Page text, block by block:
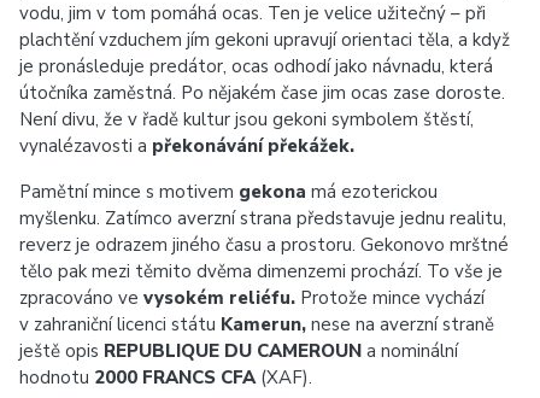
vodu, jim v tom pomáhá ocas. Ten je velice užitečný – při
plachtění vzduchem jím gekoni upravují orientaci těla, a když
je pronásleduje predátor, ocas odhodí jako návnadu, která
útočníka zaměstná. Po nějakém čase jim ocas zase doroste.
Není divu, že v řadě kultur jsou gekoni symbolem štěstí,
vynalézavosti a překonávání překážek.
Pamětní mince s motivem gekona má ezoterickou
myšlenku. Zatímco averzní strana představuje jednu realitu,
reverz je odrazem jiného času a prostoru. Gekonovo mrštné
tělo pak mezi těmito dvěma dimenzemi prochází. To vše je
zpracováno ve vysokém reliéfu. Protože mince vychází
v zahraniční licenci státu Kamerun, nese na averzní straně
ještě opis REPUBLIQUE DU CAMEROUN a nominální
hodnotu 2000 FRANCS CFA(XAF).